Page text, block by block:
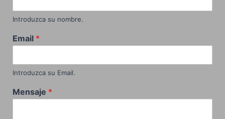
Introduzca su nombre.
Email *
Introduzca su Email.
Mensaje *